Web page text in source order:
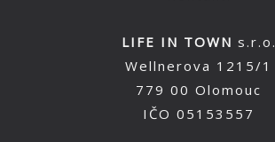
LIFE IN TOWN s.r.o.
Wellnerova 1215/1
779 00 Olomouc
IČO 05153557